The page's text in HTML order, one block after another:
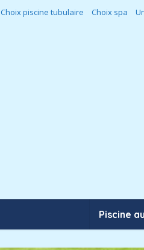
Choix piscine tubulaire Choix spa
Piscine